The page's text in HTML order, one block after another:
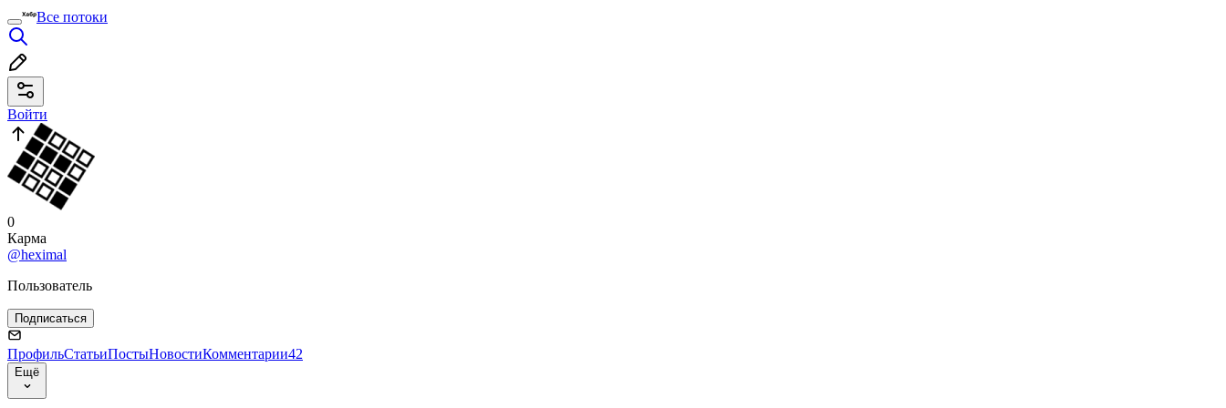
Все потоки
Войти
0
Карма
@heximal
Пользователь
Подписаться
ПрофильСтатьиПостыНовостиКомментарии42
Ещё